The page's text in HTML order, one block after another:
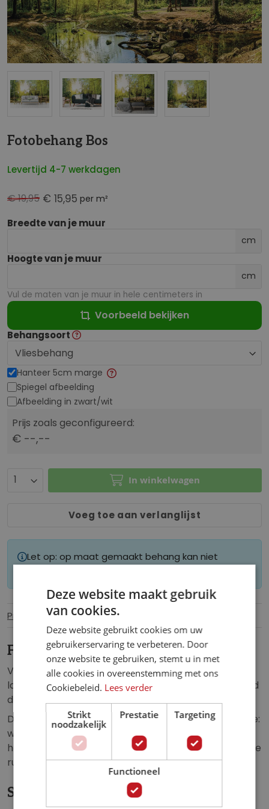
Fotobehang Bos
Levertijd 4-7 werkdagen
€ 15,95 per m²
€ 19,95
Breedte van je muur
cm
Hoogte van je muur
cm
Vul de maten van je muur in hele centimeters in
Voorbeeld bekijken
Behangsoort
Hanteer 5cm marge
Spiegel afbeelding
Afbeelding in zwart/wit
Prijs zoals geconfigureerd:
€ --,--
In winkelwagen
Voeg toe aan verlanglijst
Let op: op maat gemaakt behang kan niet
Productinformatie Specificaties
Fotobehang Bos.
Vliesbehang met daarop een prachtig, bomen
landschap in het groene bos, met op de achtergrond
de velle zon.
Dit fotobehang zorgt voor een unieke uitstraling in de:
woonkamer, slaapkamer, kinderkamer, hal, school,
horecagelegenheid, keuken, kantoor of iedere andere
ruimte.
Specificaties
Deze website maakt gebruik
van cookies.
Deze website gebruikt cookies om uw
gebruikerservaring te verbeteren. Door
onze website te gebruiken, stemt u in met
alle cookies in overeenstemming met ons
Cookiebeleid. Lees verder
Strikt
noodzakelijk
Prestatie Targeting
Functioneel